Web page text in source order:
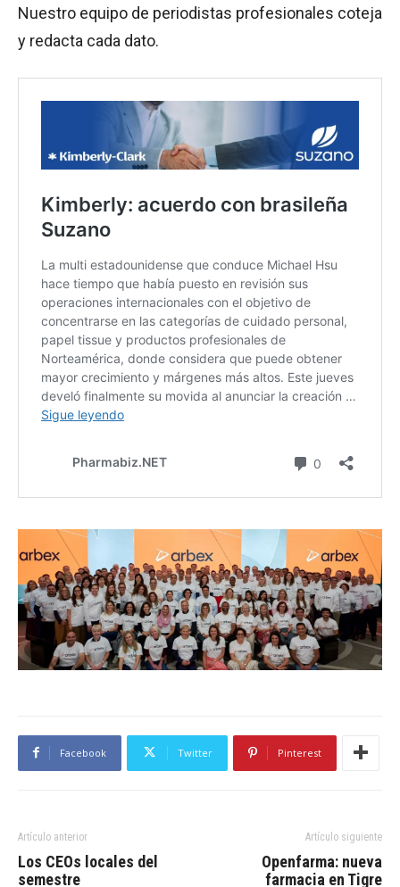
Nuestro equipo de periodistas profesionales coteja
y redacta cada dato.
Facebook Twitter Pinterest
Artículo anterior
Los CEOs locales del
semestre
Artículo siguiente
Openfarma: nueva
farmacia en Tigre